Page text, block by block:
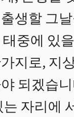
생할 그
중에 있
지로, 지
되겠습
는 자리에